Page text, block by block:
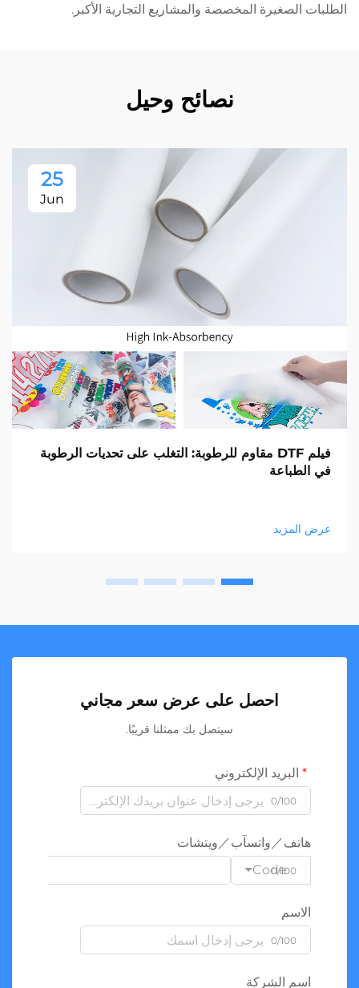
الطلبات الصغيرة المخصصة والمشاريع التجارية الأكبر.
نصائح وحيل
25
Jun
فيلم DTF مقاوم للرطوبة: التغلب على تحديات الرطوبة
في الطباعة
عرض المزيد
احصل على عرض سعر مجاني
سيتصل بك ممثلنا قريبًا.
البريد الإلكتروني
0/100
هاتف／واتسآب／ويتشات
Code
0/100
الاسم
0/100
اسم الشركة